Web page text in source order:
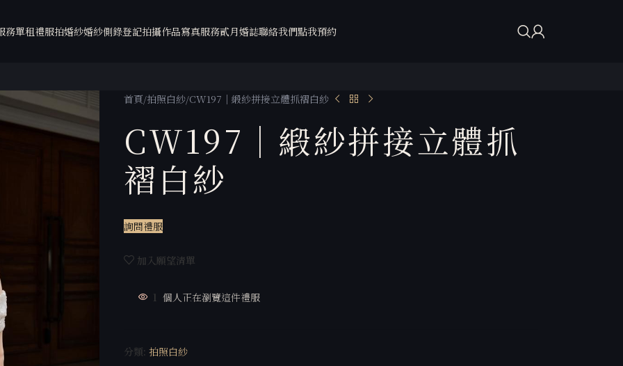
務單租禮服拍婚紗婚紗側錄登記拍攝作品寫真服務貳月婚誌聯絡我們點我預約
首頁 拍照白紗 CW197｜緞紗拼接立體抓褶白紗
CW197｜緞紗拼接立體抓
褶白紗
詢問禮服
加入願望清單
1 個人正在瀏覽這件禮服
分類: 拍照白紗